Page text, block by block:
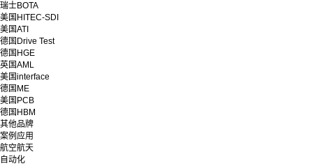
瑞士BOTA
美国HITEC-SDI
美国ATI
德国Drive Test
德国HGE
英国AML
美国interface
德国ME
美国PCB
德国HBM
其他品牌
案例应用
航空航天
自动化